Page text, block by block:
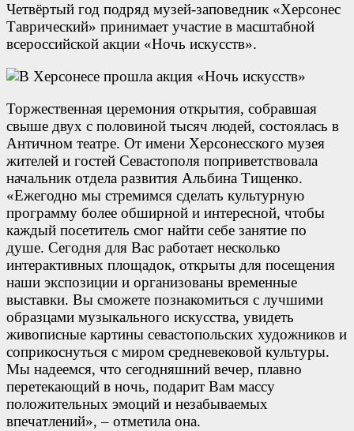
Четвёртый год подряд музей-заповедник «Херсонес
Таврический» принимает участие в масштабной
всероссийской акции «Ночь искусств».
Торжественная церемония открытия, собравшая
свыше двух с половиной тысяч людей, состоялась в
Античном театре. От имени Херсонесского музея
жителей и гостей Севастополя поприветствовала
начальник отдела развития Альбина Тищенко.
«Ежегодно мы стремимся сделать культурную
программу более обширной и интересной, чтобы
каждый посетитель смог найти себе занятие по
душе. Сегодня для Вас работает несколько
интерактивных площадок, открыты для посещения
наши экспозиции и организованы временные
выставки. Вы сможете познакомиться с лучшими
образцами музыкального искусства, увидеть
живописные картины севастопольских художников и
соприкоснуться с миром средневековой культуры.
Мы надеемся, что сегодняшний вечер, плавно
перетекающий в ночь, подарит Вам массу
положительных эмоций и незабываемых
впечатлений», – отметила она.